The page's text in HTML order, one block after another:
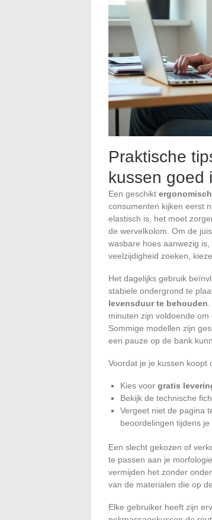
Praktische
kussen goed
Een geschikt
consumenten kijken eerst
elastisch is, het moet
de wervelkolom. Om de
wasbare hoes aanwezig
veelzijdigheid zoeken,
Het dagelijks gebruik
stabiele ondergrond te
levensduur te behouden
minuten zijn voldoende
Sommige modellen zijn
een pauze op de bank
Voordat je je kussen koopt
Kies voor gratis
Bekijk de technische
Vergeet niet de pagina
beoordelingen tijdens je
Een slecht gekozen of
te passen aan je
vermijden het zonder
van de materialen die op
Elke gebruiker heeft zijn